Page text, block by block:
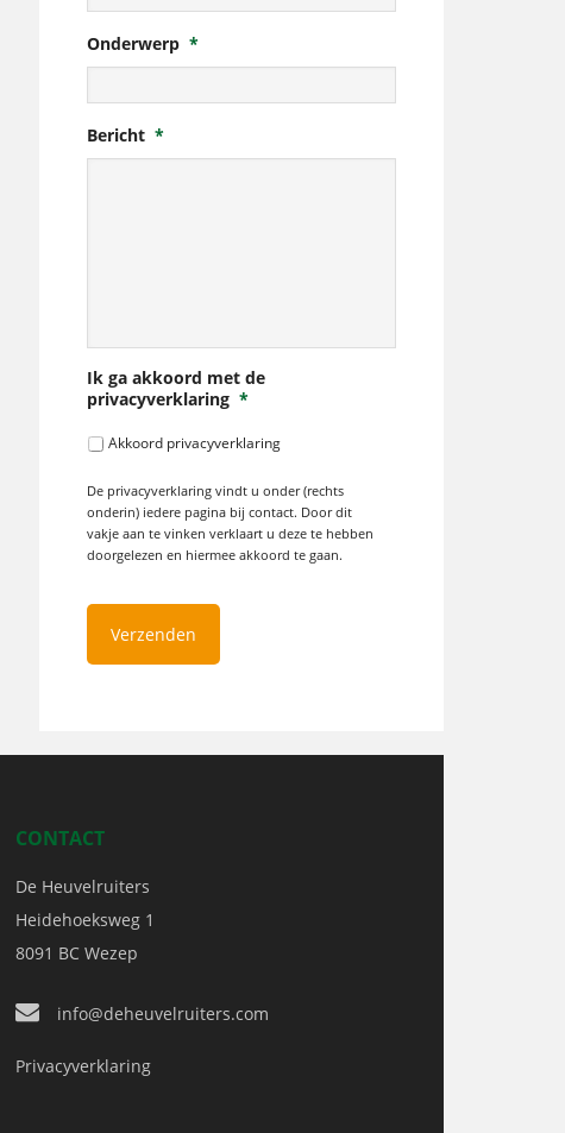
Onderwerp *
Bericht *
Ik ga akkoord met de
privacyverklaring *
Akkoord privacyverklaring
De privacyverklaring vindt u onder (rechts
onderin) iedere pagina bij contact. Door dit
vakje aan te vinken verklaart u deze te hebben
doorgelezen en hiermee akkoord te gaan.
CONTACT
De Heuvelruiters
Heidehoeksweg 1
8091 BC Wezep
info@deheuvelruiters.com
Privacyverklaring